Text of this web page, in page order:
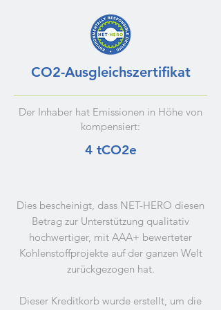
CO2-Ausgleichszertifikat
Der Inhaber hat Emissionen in Höhe von
kompensiert:
4 tCO2e
Dies bescheinigt, dass NET-HERO diesen
Betrag zur Unterstützung qualitativ
hochwertiger, mit AAA+ bewerteter
Kohlenstoffprojekte auf der ganzen Welt
zurückgezogen hat.
Dieser Kreditkorb wurde erstellt, um die